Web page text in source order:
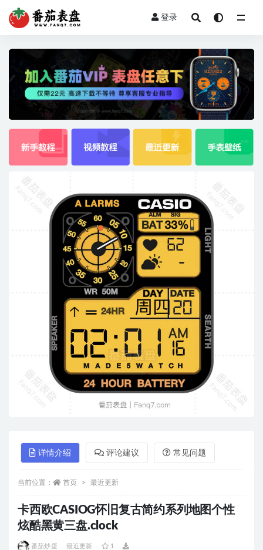
登录
详情介绍 评论建议 常见问题
当前位置： 首页 最近更新
卡西欧CASIOG怀旧复古简约系列地图个性
炫酷黑黄三盘.clock
番茄炒蛋 最近更新 1